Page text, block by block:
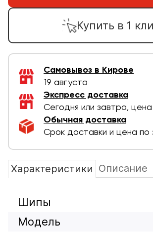
Купить в 1
Самовывоз в Кирове
19 августа
Экспресс доставка
Сегодня или завтра,
Обычная доставка
Срок доставки и цена по
Характеристики Описание
Шипы
Модель